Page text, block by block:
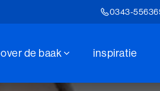
0343-
over de baak inspiratie